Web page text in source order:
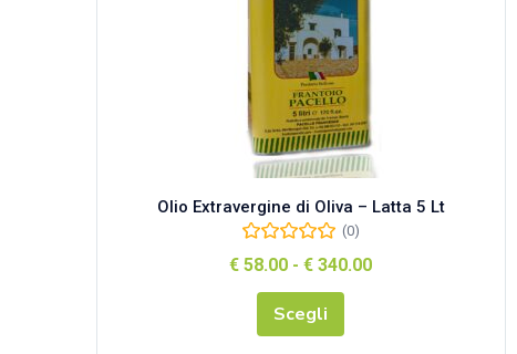
Olio Extravergine di Oliva – Latta 5 Lt
(0)
€ 58.00 - € 340.00
Scegli